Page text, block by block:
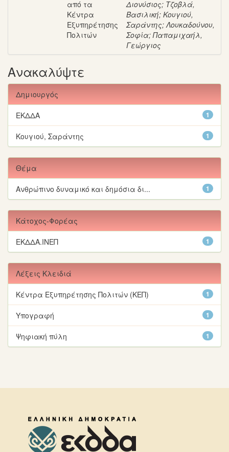
από τα
Κέντρα
Εξυπηρέτησης
Πολιτών
Διονύσιος; Τζοβλά,
Βασιλική; Κουγιού,
Σαράντης;Λουκαδούνου,
Σοφία;Παπαμιχαήλ,
Γεώργιος
Ανακαλύψτε
Δημιουργός
1
ΕΚΔΔΑ
1
Κουγιού, Σαράντης
Θέμα
1
Ανθρώπινο δυναμικό και δημόσια δι...
Κάτοχος-Φορέας
1
ΕΚΔΔΑ.ΙΝΕΠ
Λέξεις Κλειδιά
1
Κέντρα Εξυπηρέτησης Πολιτών (ΚΕΠ)
1
Υπογραφή
1
Ψηφιακή πύλη